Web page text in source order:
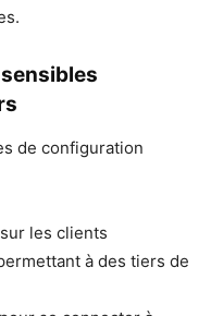
de configuration
les clients
à des tiers de